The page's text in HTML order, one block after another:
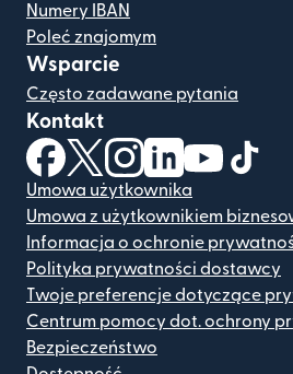
Numery IBAN
Poleć znajomym
Wsparcie
Często zadawane pytania
Kontakt
(otwiera się w nowym oknie)
(otwiera się w nowym
(otwiera się w
(otwiera się
(otwiera
Umowa użytkownika
Umowa z użytkownikiem
Informacja o ochronie
Polityka prywatności dostawcy
Twoje preferencje dotyczące
Centrum pomocy dot. ochrony
Bezpieczeństwo